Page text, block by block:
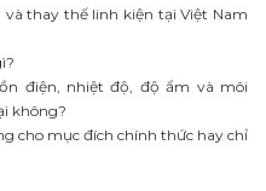
và thay thế linh kiện tại Việt Nam
điện, nhiệt độ, độ ẩm và môi
không?
cho mục đích chính thức hay chỉ